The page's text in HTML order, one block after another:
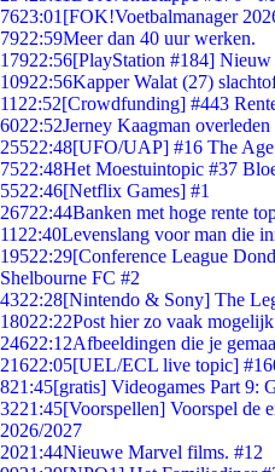
7623:01 [FOK!Voetbalmanager
7922:59Meer dan 40 uur werken.
17922:56[PlayStation #184] Nieuw
10922:56Kapper Walat (27)
11 22:52[Crowdfunding] #443
6022:52Jerney Kaagman overleden
25522:48[UFO/UAP] #16 The
7522:48Het Moestuintopic #37
5522:46[Netflix Games] #1
26722:44Banken met hoge rente
11 22:40Levenslang voor man die
19522:29[Conference League
Shelbourne FC #2
4322:28[Nintendo & Sony] The
18022:22Post hier zo vaak
24622:12Afbeeldingen die je
21622:05[UEL/ECL live topic]
821:45[gratis] Videogames Part 9:
3221:45[Voorspellen] Voorspel de
2026/2027
2021:44Nieuwe Marvel films. #12